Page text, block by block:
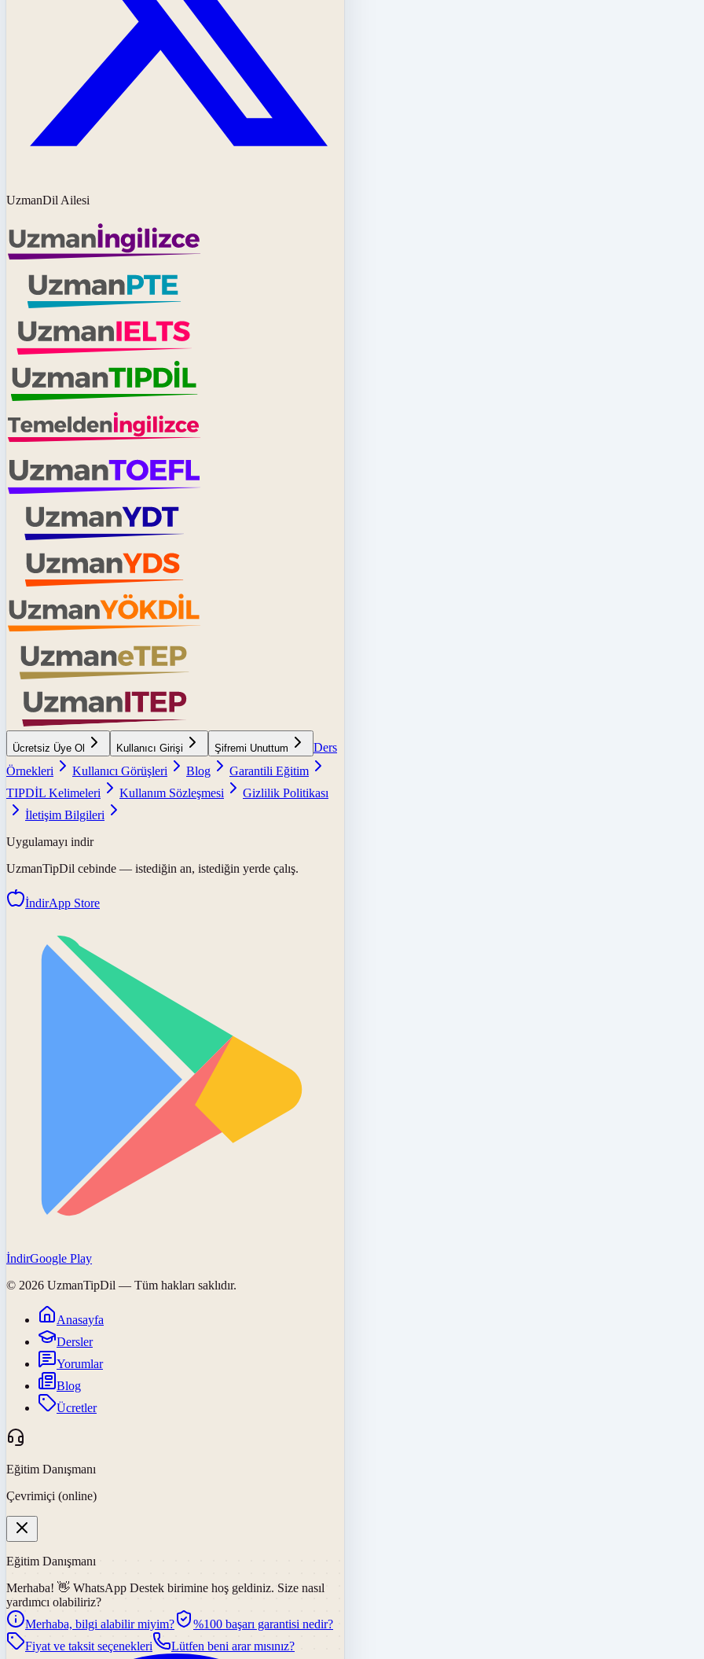
UzmanDil Ailesi
Ücretsiz Üye Ol Kullanıcı Girişi Şifremi Unuttum
Ders
Örnekleri
Kullanıcı Görüşleri Blog
Garantili Eğitim
TIPDİL Kelimeleri
Kullanım Sözleşmesi
Gizlilik Politikası
İletişim Bilgileri
Uygulamayı indir
UzmanTipDil cebinde — istediğin an, istediğin yerde çalış.
İndirApp Store
İndirGoogle Play
© 2026 UzmanTipDil — Tüm hakları saklıdır.
Anasayfa
Dersler
Yorumlar
Blog
Ücretler
Eğitim Danışmanı
Çevrimiçi (online)
Eğitim Danışmanı
Merhaba! 👋 WhatsApp Destek birimine hoş geldiniz. Size nasıl
yardımcı olabiliriz?
Merhaba, bilgi alabilir miyim?
%100 başarı garantisi nedir?
Fiyat ve taksit seçenekleri
Lütfen beni arar mısınız?